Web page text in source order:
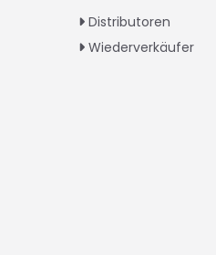
Distributoren
Wiederverkäufer